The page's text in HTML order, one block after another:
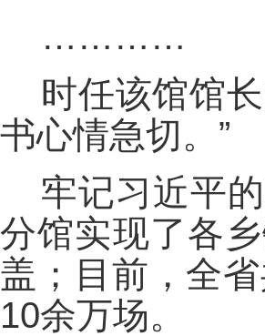
…………
时任该馆馆
书心情急切。”
牢记习近平
分馆实现了各
盖；目前，全
10余万场。